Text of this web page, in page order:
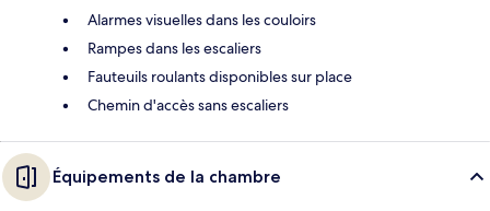
Alarmes visuelles dans les couloirs
Rampes dans les escaliers
Fauteuils roulants disponibles sur place
Chemin d'accès sans escaliers
Équipements de la chambre